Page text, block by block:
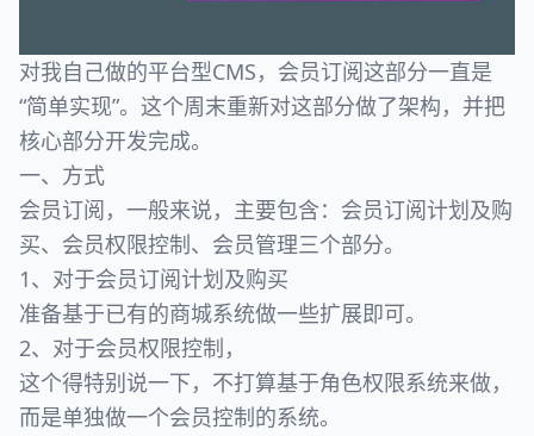
对我自己做的平台型CMS，会员订阅这部分一直是
“简单实现”。这个周末重新对这部分做了架构，并把
核心部分开发完成。
一、方式
会员订阅，一般来说，主要包含：会员订阅计划及购
买、会员权限控制、会员管理三个部分。
1、对于会员订阅计划及购买
准备基于已有的商城系统做一些扩展即可。
2、对于会员权限控制，
这个得特别说一下，不打算基于角色权限系统来做，
而是单独做一个会员控制的系统。